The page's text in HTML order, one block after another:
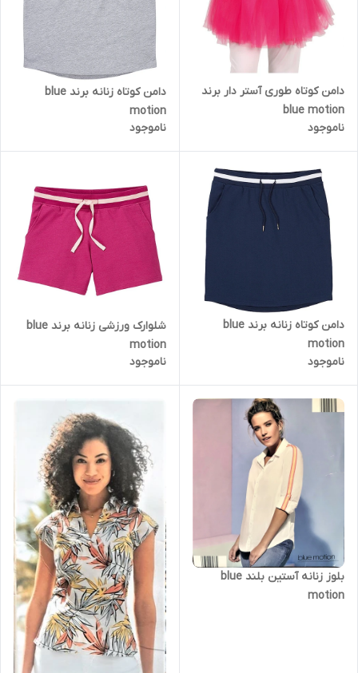
دامن کوتاه طوری آستر دار برند
blue motion
ناموجود
دامن کوتاه زنانه برند blue
motion
ناموجود
دامن کوتاه زنانه برند blue
motion
ناموجود
شلوارک ورزشی زنانه برند blue
motion
ناموجود
بلوز زنانه آستین بلند blue
motion